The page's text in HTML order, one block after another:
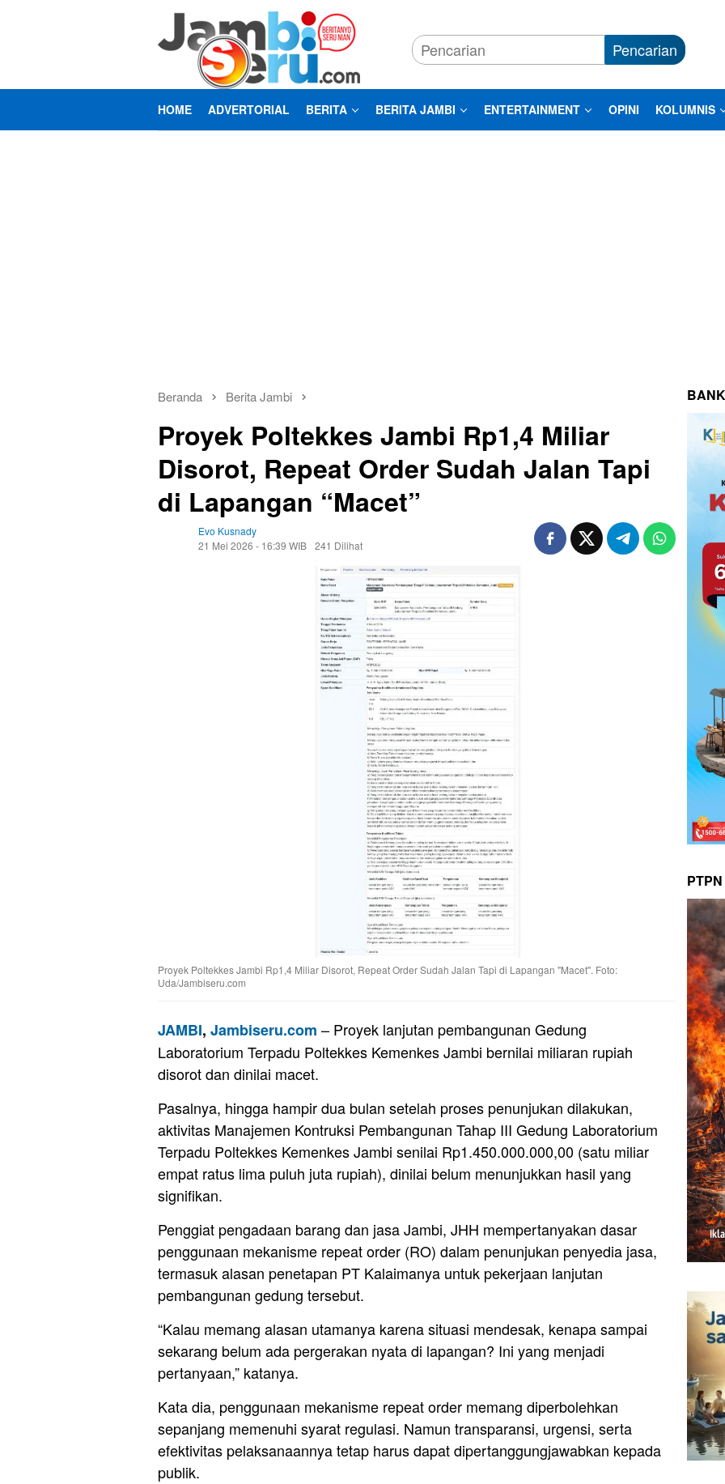
Pencarian
HOME ADVERTORIAL BERITA BERITA JAMBI ENTERTAINMENT OPINI KOLUMNIS
Beranda Berita Jambi
Proyek Poltekkes Jambi Rp1,4 Miliar
Disorot, Repeat Order Sudah Jalan Tapi
di Lapangan “Macet”
Evo Kusnady
21 Mei 2026 - 16:39 WIB 241 Dilihat
Proyek Poltekkes Jambi Rp1,4 Miliar Disorot, Repeat Order Sudah Jalan Tapi di Lapangan "Macet". Foto:
Uda/Jambiseru.com
JAMBI, Jambiseru.com – Proyek lanjutan pembangunan Gedung
Laboratorium Terpadu Poltekkes Kemenkes Jambi bernilai miliaran rupiah
disorot dan dinilai macet.
Pasalnya, hingga hampir dua bulan setelah proses penunjukan dilakukan,
aktivitas Manajemen Kontruksi Pembangunan Tahap III Gedung Laboratorium
Terpadu Poltekkes Kemenkes Jambi senilai Rp1.450.000.000,00 (satu miliar
empat ratus lima puluh juta rupiah), dinilai belum menunjukkan hasil yang
signifikan.
Penggiat pengadaan barang dan jasa Jambi, JHH mempertanyakan dasar
penggunaan mekanisme repeat order (RO) dalam penunjukan penyedia jasa,
termasuk alasan penetapan PT Kalaimanya untuk pekerjaan lanjutan
pembangunan gedung tersebut.
“Kalau memang alasan utamanya karena situasi mendesak, kenapa sampai
sekarang belum ada pergerakan nyata di lapangan? Ini yang menjadi
pertanyaan,” katanya.
Kata dia, penggunaan mekanisme repeat order memang diperbolehkan
sepanjang memenuhi syarat regulasi. Namun transparansi, urgensi, serta
efektivitas pelaksanaannya tetap harus dapat dipertanggungjawabkan kepada
publik.